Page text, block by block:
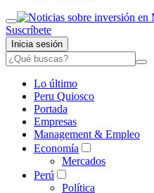
Suscríbete
Inicia sesión
Lo último
Peru Quiosco
Portada
Empresas
Management & Empleo
Economía
Mercados
Perú
Política